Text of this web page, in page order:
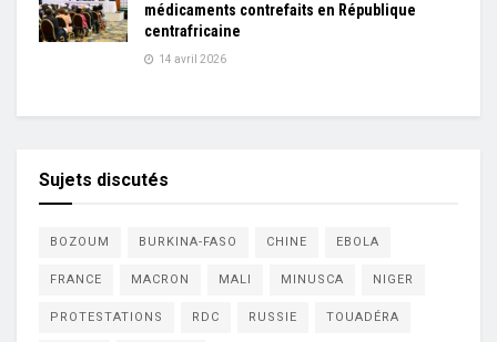
médicaments contrefaits en République
centrafricaine
14 avril 2026
Sujets discutés
BOZOUM BURKINA-FASO CHINE EBOLA
FRANCE MACRON MALI MINUSCA NIGER
PROTESTATIONS RDC RUSSIE TOUADÉRA